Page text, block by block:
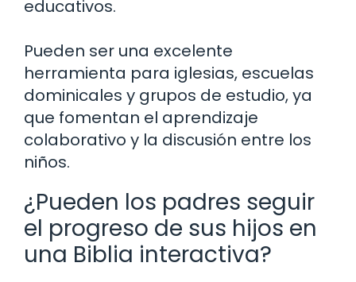
educativos.
Pueden ser una excelente
herramienta para iglesias, escuelas
dominicales y grupos de estudio, ya
que fomentan el aprendizaje
colaborativo y la discusión entre los
niños.
¿Pueden los padres seguir
el progreso de sus hijos en
una Biblia interactiva?